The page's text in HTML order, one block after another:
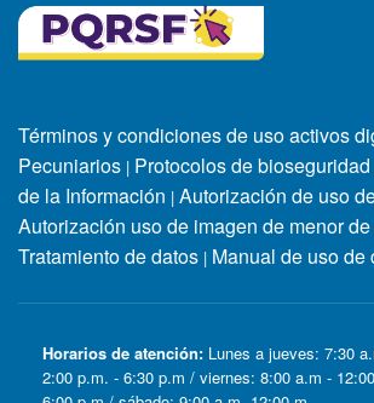
Términos y condiciones de uso activos
Pecuniarios | Protocolos de bioseguridad
de la Información | Autorización de uso
Autorización uso de imagen de menor
Tratamiento de datos | Manual de uso de
Horarios de atención: Lunes a jueves: 7:30
2:00 p.m. - 6:30 p.m / viernes: 8:00 a.m -